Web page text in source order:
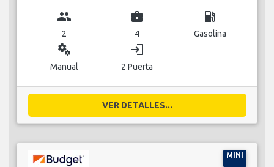
group
2
business_center
4
local_gas_station
Gasolina
miscellaneous_services
Manual
login
2 Puerta
VER DETALLES...
MINI